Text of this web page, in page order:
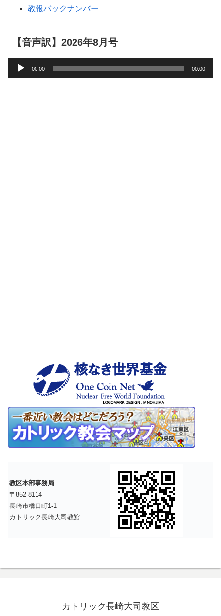
教報バックナンバー
【音声訳】2026年8月号
声
00:00 00:00
教区本部事務局
〒852-8114
長崎市橋口町1-1
カトリック長崎大司教館
カトリック長崎大司教区